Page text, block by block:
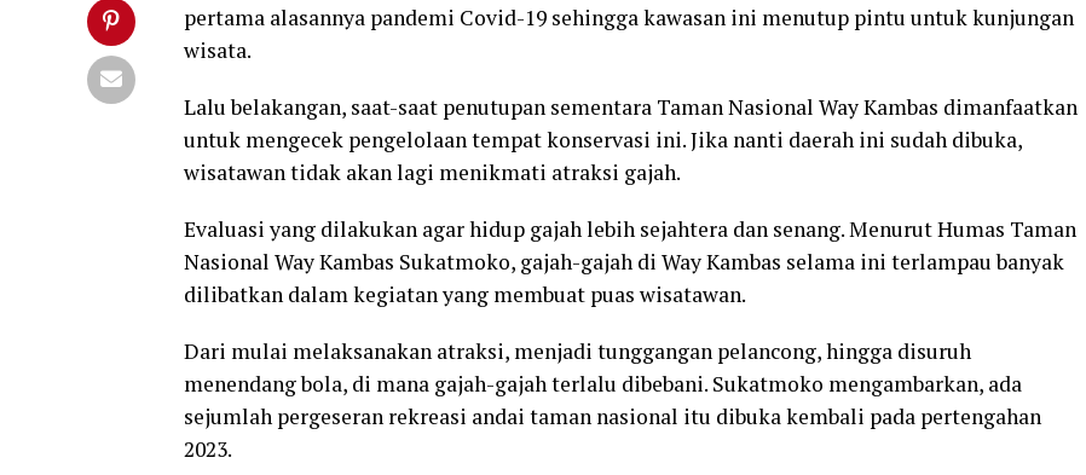
pertama alasannya pandemi Covid-19 sehingga kawasan ini menutup pintu untuk kunjungan
wisata.
Lalu belakangan, saat-saat penutupan sementara Taman Nasional Way Kambas dimanfaatkan
untuk mengecek pengelolaan tempat konservasi ini. Jika nanti daerah ini sudah dibuka,
wisatawan tidak akan lagi menikmati atraksi gajah.
Evaluasi yang dilakukan agar hidup gajah lebih sejahtera dan senang. Menurut Humas Taman
Nasional Way Kambas Sukatmoko, gajah-gajah di Way Kambas selama ini terlampau banyak
dilibatkan dalam kegiatan yang membuat puas wisatawan.
Dari mulai melaksanakan atraksi, menjadi tunggangan pelancong, hingga disuruh
menendang bola, di mana gajah-gajah terlalu dibebani. Sukatmoko mengambarkan, ada
sejumlah pergeseran rekreasi andai taman nasional itu dibuka kembali pada pertengahan
2023.